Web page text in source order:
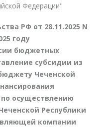
Федерации"
РФ от 28.11.2025 N
году
бюджетных
субсидии из
Чеченской
осуществлению
Республики
компании